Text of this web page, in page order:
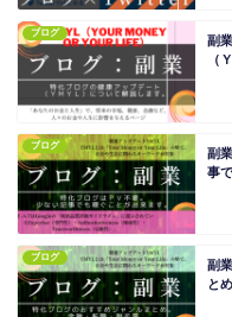
ブログ
副
（
ブログ
副
事
ブログ
副
と